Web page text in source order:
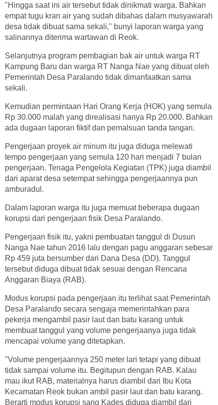
"Hingga saat ini air tersebut tidak dinikmati warga. Bahkan
empat tugu kran air yang sudah dibahas dalam musyawarah
desa tidak dibuat sama sekali," bunyi laporan warga yang
salinannya diterima wartawan di Reok.
Selanjutnya program pembagian bak air untuk warga RT
Kampung Baru dan warga RT Nanga Nae yang dibuat oleh
Pemerintah Desa Paralando tidak dimanfaatkan sama
sekali.
Kemudian permintaan Hari Orang Kerja (HOK) yang semula
Rp 30.000 malah yang direalisasi hanya Rp 20.000. Bahkan
ada dugaan laporan fiktif dan pemalsuan tanda tangan.
Pengerjaan proyek air minum itu juga diduga melewati
tempo pengerjaan yang semula 120 hari menjadi 7 bulan
pengerjaan. Tenaga Pengelola Kegiatan (TPK) juga diambil
dari aparat desa setempat sehingga pengerjaannya pun
amburadul.
Dalam laporan warga itu juga memuat beberapa dugaan
korupsi dari pengerjaan fisik Desa Paralando.
Pengerjaan fisik itu, yakni pembuatan tanggul di Dusun
Nanga Nae tahun 2016 lalu dengan pagu anggaran sebesar
Rp 459 juta bersumber dari Dana Desa (DD). Tanggul
tersebut diduga dibuat tidak sesuai dengan Rencana
Anggaran Biaya (RAB).
Modus korupsi pada pengerjaan itu terlihat saat Pemerintah
Desa Paralando secara sengaja memerintahkan para
pekerja mengambil pasir laut dan batu karang untuk
membuat tanggul yang volume pengerjaanya juga tidak
mencapai volume yang ditetapkan.
"Volume pengerjaannya 250 meter lari tetapi yang dibuat
tidak sampai volume itu. Begitupun dengan RAB. Kalau
mau ikut RAB, materialnya harus diambil dari Ibu Kota
Kecamatan Reok bukan ambil pasir laut dan batu karang.
Berarti modus korupsi sang Kades diduga diambil dari